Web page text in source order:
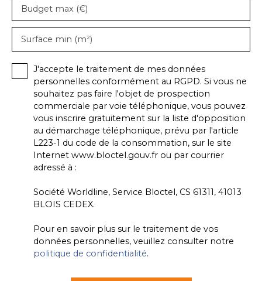
Budget max (€)
Surface min (m²)
J'accepte le traitement de mes données
personnelles conformément au RGPD. Si vous ne
souhaitez pas faire l'objet de prospection
commerciale par voie téléphonique, vous pouvez
vous inscrire gratuitement sur la liste d'opposition
au démarchage téléphonique, prévu par l'article
L223-1 du code de la consommation, sur le site
Internet www.bloctel.gouv.fr ou par courrier
adressé à :
Société Worldline, Service Bloctel, CS 61311, 41013
BLOIS CEDEX.
Pour en savoir plus sur le traitement de vos
données personnelles, veuillez consulter notre
politique de confidentialité.